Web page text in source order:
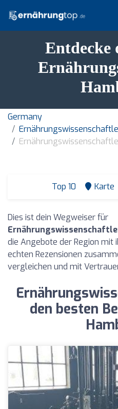
Entdecke
Germany
Top 10 Karte
Dies ist dein Wegweiser für
die Angebote der Region mit
echten Rezensionen
vergleichen und mit
den besten